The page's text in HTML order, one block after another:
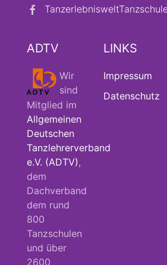
ADTV
Wir
sind
Mitglied im
Allgemeinen
Deutschen
Tanzlehrerverband
e.V. (ADTV),
dem
Dachverband
dem rund
800
Tanzschulen
und über
2600
LINKS
Impressum
Datenschutz